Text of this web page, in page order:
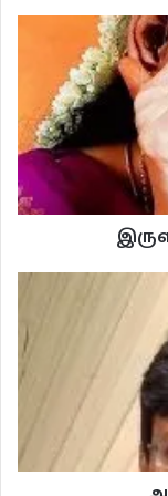
வானில் நடந்தபடி
தெளிந்த நிலவு
தனிமையில்
*****
“ஏய்” என்றான் ஒரு
நான் எங்கு பார்த்தாலும்
வசந்தகால மேகங்கள்,
சேன்டோகா
நடந்த